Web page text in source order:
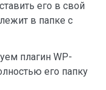
его в свой
в папке с
плагин WP-
его папку